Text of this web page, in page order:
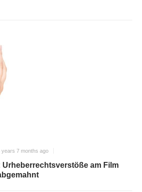
years 7 months ago
Urheberrechtsverstöße am Film